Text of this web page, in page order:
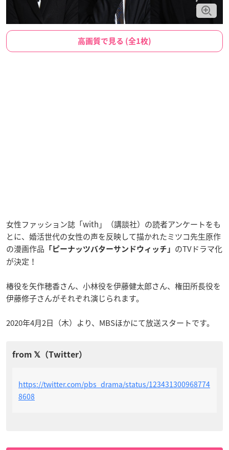
高画質で見る (全1枚)
女性ファッション誌「with」（講談社）の読者アンケートをも
とに、婚活世代の女性の声を反映して描かれたミツコ先生原作
の漫画作品 「ピーナッツバターサンドウィッチ」 のTVドラマ化
が決定！
椿役を矢作穂香さん、小林役を伊藤健太郎さん、権田所長役を
伊藤修子さんがそれぞれ演じられます。
2020年4月2日（木）より、MBSほかにて放送スタートです。
https://twitter.com/pbs_drama/status/123431300968774
8608